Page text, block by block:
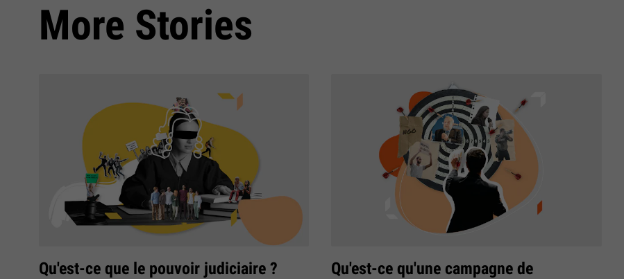
More Stories
Qu'est-ce que le pouvoir judiciaire ?
Qu'est-ce qu'une campagne de